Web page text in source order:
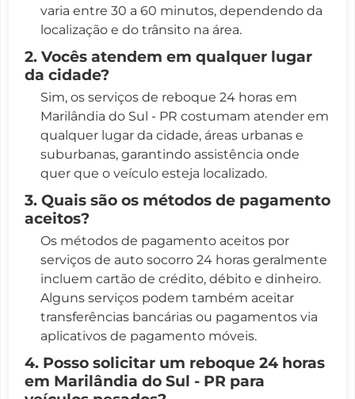
varia entre 30 a 60 minutos, dependendo da
localização e do trânsito na área.
2. Vocês atendem em qualquer lugar
da cidade?
Sim, os serviços de reboque 24 horas em
Marilândia do Sul - PR costumam atender em
qualquer lugar da cidade, áreas urbanas e
suburbanas, garantindo assistência onde
quer que o veículo esteja localizado.
3. Quais são os métodos de pagamento
aceitos?
Os métodos de pagamento aceitos por
serviços de auto socorro 24 horas geralmente
incluem cartão de crédito, débito e dinheiro.
Alguns serviços podem também aceitar
transferências bancárias ou pagamentos via
aplicativos de pagamento móveis.
4. Posso solicitar um reboque 24 horas
em Marilândia do Sul - PR para